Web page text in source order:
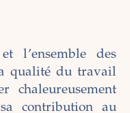
l’ensemble des
qualité du travail
chaleureusement
contribution au